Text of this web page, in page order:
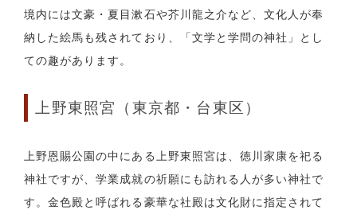
境内には文豪・夏目漱石や芥川龍之介など、文化人が奉
納した絵馬も残されており、「文学と学問の神社」とし
ての趣があります。
上野東照宮（東京都・台東区）
上野恩賜公園の中にある上野東照宮は、徳川家康を祀る
神社ですが、学業成就の祈願にも訪れる人が多い神社で
す。金色殿と呼ばれる豪華な社殿は文化財に指定されて